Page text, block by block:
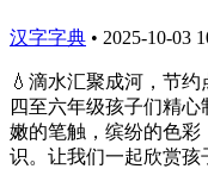
汉字字典 • 2025-10-03
💧滴水汇聚成河，节
四至六年级孩子们精
嫩的笔触，缤纷的色
识。让我们一起欣赏